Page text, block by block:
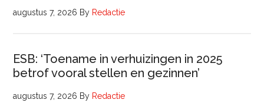
augustus 7, 2026 By Redactie
ESB: ‘Toename in verhuizingen in 2025
betrof vooral stellen en gezinnen’
augustus 7, 2026 By Redactie